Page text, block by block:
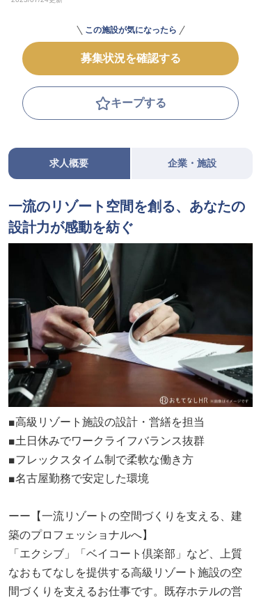
この施設が気になったら
募集状況を確認する
キープする
求人概要 企業・施設
一流のリゾート空間を創る、あなたの
設計力が感動を紡ぐ
■高級リゾート施設の設計・営繕を担当
■土日休みでワークライフバランス抜群
■フレックスタイム制で柔軟な働き方
■名古屋勤務で安定した環境
ーー【一流リゾートの空間づくりを支える、建
築のプロフェッショナルへ】
「エクシブ」「ベイコート倶楽部」など、上質
なおもてなしを提供する高級リゾート施設の空
間づくりを支えるお仕事です。既存ホテルの営